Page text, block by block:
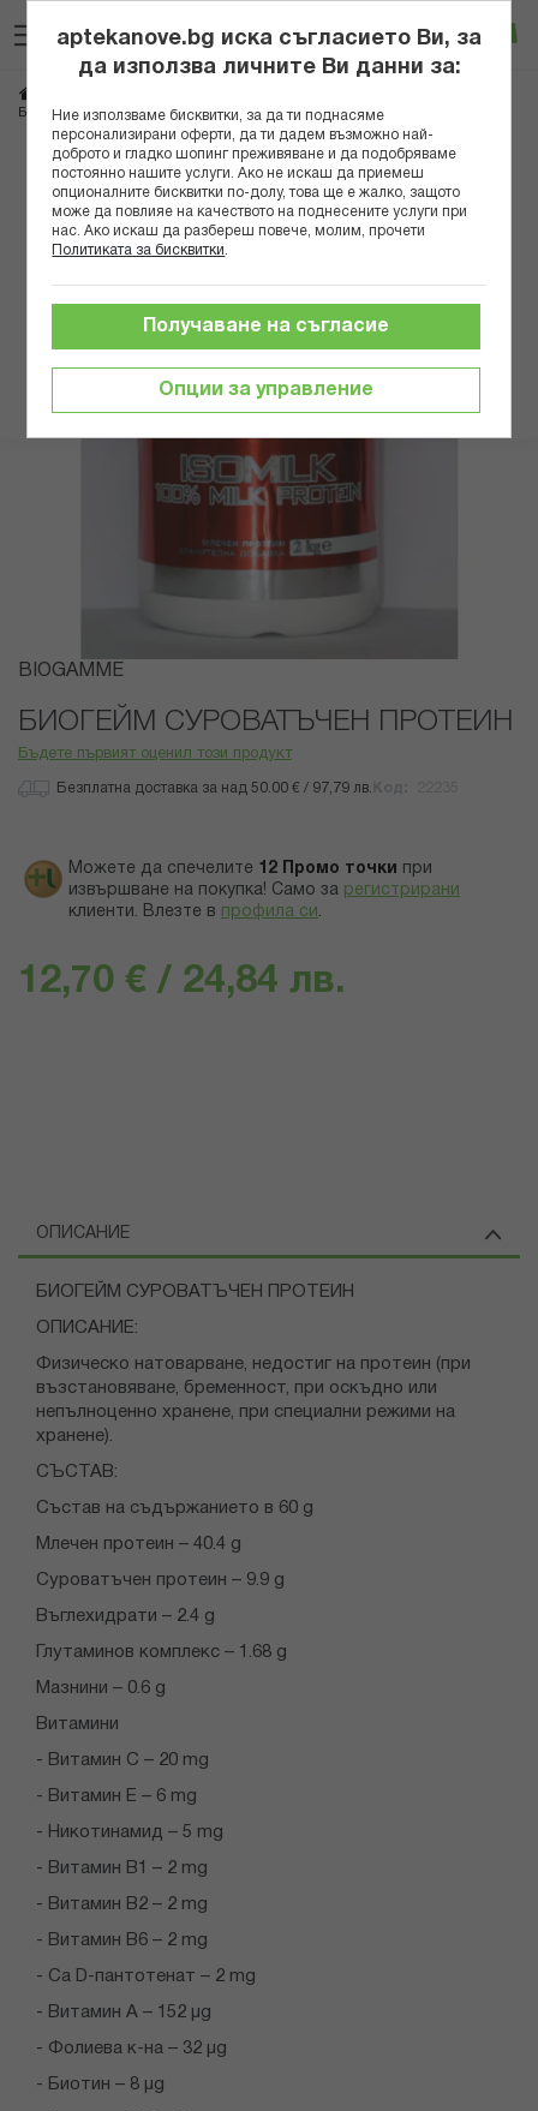
към
съдържанието
Вход
БИОГЕЙМ СУРОВАТЪЧЕН ПРОТЕИН
Преминете
края
Преминете
началото
BIOGAMME
БИОГЕЙМ СУРОВАТЪЧЕН ПРОТЕИН
Бъдете първият оценил този продукт
Безплатна доставка за над 50.00 € / 97,79 лв.
Можете да спечелите 12 Промо точки
при
извършване на покупка! Само за регистрирани
клиенти. Влезте в профила си .
12,70 € / 24,84 лв.
ОПИСАНИЕ
БИОГЕЙМ СУРОВАТЪЧЕН ПРОТЕИН
ОПИСАНИЕ:
Физическо натоварване, недостиг на протеин (при
възстановяване, бременност, при оскъдно или
непълноценно хранене, при специални режими на
хранене).
СЪСТАВ:
Състав на съдържанието в 60 g
Млечен протеин – 40.4 g
Суроватъчен протеин – 9.9 g
Въглехидрати – 2.4 g
Глутаминов комплекс – 1.68 g
Мазнини – 0.6 g
Витамини
- Витамин C – 20 mg
- Витамин Е – 6 mg
- Никотинамид – 5 mg
- Витамин B1 – 2 mg
- Витамин B2 – 2 mg
- Витамин B6 – 2 mg
- Ca D-пантотенат – 2 mg
- Витамин A – 152 µg
- Фолиева к-на – 32 µg
- Биотин – 8 µg
aptekanove.bg иска съгласието Ви, за
да използва личните Ви данни за:
Ние използваме бисквитки, за да ти поднасяме
персонализирани оферти, да ти дадем възможно най-
доброто и гладко шопинг преживяване и да подобряваме
постоянно нашите услуги. Ако не искаш да приемеш
опционалните бисквитки по-долу, това ще е жалко, защото
може да повлияе на качеството на поднесените услуги при
нас. Ако искаш да разбереш повече, молим, прочети
Политиката за бисквитки
Опции за управление
Получаване на съгласие